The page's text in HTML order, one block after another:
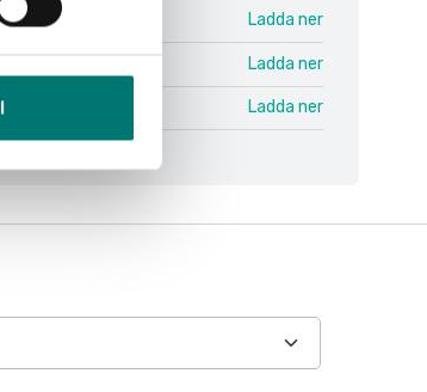
Ladda ner
Ladda ner
Ladda ner